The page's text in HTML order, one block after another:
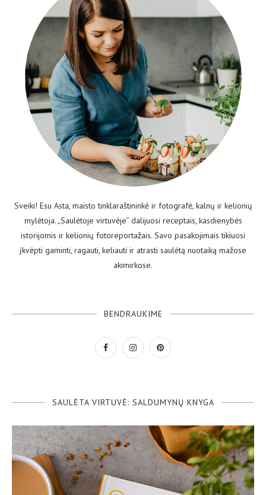
Sveiki! Esu Asta, maisto tinklaraštininkė ir fotografė, kalnų ir kelionių
mylėtoja. „Saulėtoje virtuvėje” dalijuosi receptais, kasdienybės
istorijomis ir kelionių fotoreportažais. Savo pasakojimais tikiuosi
įkvėpti gaminti, ragauti, keliauti ir atrasti saulėtą nuotaiką mažose
akimirkose.
BENDRAUKIME
SAULĖTA VIRTUVĖ: SALDUMYNŲ KNYGA